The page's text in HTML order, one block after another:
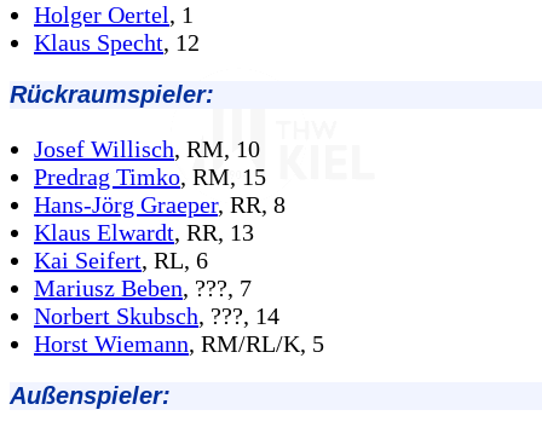
Holger Oertel, 1
Klaus Specht, 12
Rückraumspieler:
Josef Willisch, RM, 10
Predrag Timko, RM, 15
Hans-Jörg Graeper, RR, 8
Klaus Elwardt, RR, 13
Kai Seifert, RL, 6
Mariusz Beben, ???, 7
Norbert Skubsch, ???, 14
Horst Wiemann, RM/RL/K, 5
Außenspieler: